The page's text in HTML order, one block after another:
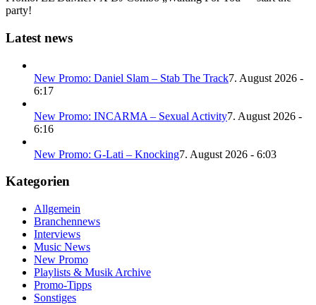
party!
Latest news
New Promo: Daniel Slam – Stab The Track7. August 2026 -
6:17
New Promo: INCARMA – Sexual Activity7. August 2026 -
6:16
New Promo: G-Lati – Knocking7. August 2026 - 6:03
Kategorien
Allgemein
Branchennews
Interviews
Music News
New Promo
Playlists & Musik Archive
Promo-Tipps
Sonstiges